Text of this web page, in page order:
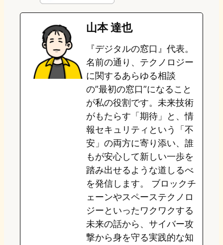
e
t
o
o
n
e
s
k
e
b
o
o
k
e
a
山本 達也
『デジタルの窓口』代表。
名前の通り、テクノロジー
に関するあらゆる相談
の”最初の窓口”になること
が私の役割です。未来技術
がもたらす「期待」と、情
報セキュリティという「不
安」の両方に寄り添い、誰
もが安心して新しい一歩を
踏み出せるような道しるべ
を発信します。 ブロックチ
ェーンやスペーステクノロ
ジーといったワクワクする
未来の話から、サイバー攻
撃から身を守る実践的な知